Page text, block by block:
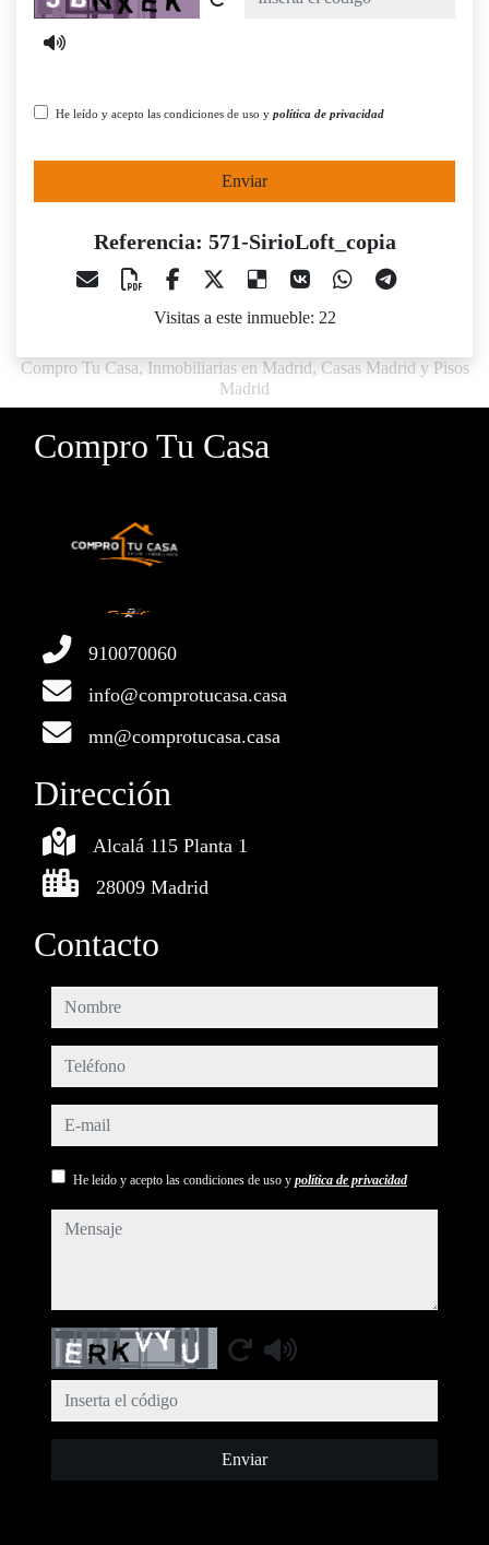
He leído y acepto las condiciones de uso y política de privacidad
Enviar
Referencia: 571-SirioLoft_copia
Visitas a este inmueble: 22
Compro Tu Casa, Inmobiliarias en Madrid, Casas Madrid y Pisos
Madrid
Compro Tu Casa
910070060
info@comprotucasa.casa
mn@comprotucasa.casa
Dirección
Alcalá 115 Planta 1
28009 Madrid
Contacto
nombre
teléfono
e-mail
He leído y acepto las condiciones de uso y política de privacidad
mensaje
Captcha
Enviar